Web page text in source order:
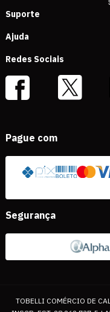
Suporte
Ajuda
Redes Sociais
Pague com
Segurança
TOBELLI COMÉRCIO DE